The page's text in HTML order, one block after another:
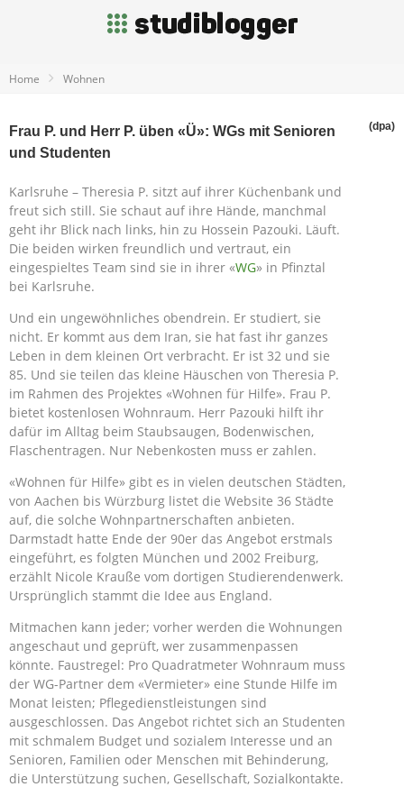
Home Wohnen
Frau P. und Herr P. üben «Ü»: WGs mit Senioren
und Studenten
(dpa)
Karlsruhe – Theresia P. sitzt auf ihrer Küchenbank und
freut sich still. Sie schaut auf ihre Hände, manchmal
geht ihr Blick nach links, hin zu Hossein Pazouki. Läuft.
Die beiden wirken freundlich und vertraut, ein
eingespieltes Team sind sie in ihrer «WG» in Pfinztal
bei Karlsruhe.
Und ein ungewöhnliches obendrein. Er studiert, sie
nicht. Er kommt aus dem Iran, sie hat fast ihr ganzes
Leben in dem kleinen Ort verbracht. Er ist 32 und sie
85. Und sie teilen das kleine Häuschen von Theresia P.
im Rahmen des Projektes «Wohnen für Hilfe». Frau P.
bietet kostenlosen Wohnraum. Herr Pazouki hilft ihr
dafür im Alltag beim Staubsaugen, Bodenwischen,
Flaschentragen. Nur Nebenkosten muss er zahlen.
«Wohnen für Hilfe» gibt es in vielen deutschen Städten,
von Aachen bis Würzburg listet die Website 36 Städte
auf, die solche Wohnpartnerschaften anbieten.
Darmstadt hatte Ende der 90er das Angebot erstmals
eingeführt, es folgten München und 2002 Freiburg,
erzählt Nicole Krauße vom dortigen Studierendenwerk.
Ursprünglich stammt die Idee aus England.
Mitmachen kann jeder; vorher werden die Wohnungen
angeschaut und geprüft, wer zusammenpassen
könnte. Faustregel: Pro Quadratmeter Wohnraum muss
der WG-Partner dem «Vermieter» eine Stunde Hilfe im
Monat leisten; Pflegedienstleistungen sind
ausgeschlossen. Das Angebot richtet sich an Studenten
mit schmalem Budget und sozialem Interesse und an
Senioren, Familien oder Menschen mit Behinderung,
die Unterstützung suchen, Gesellschaft, Sozialkontakte.